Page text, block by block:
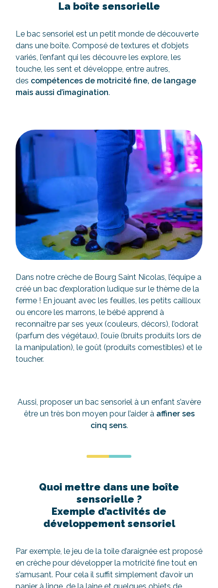
La boîte sensorielle
Le bac sensoriel est un petit monde de découverte
dans une boîte. Composé de textures et d’objets
variés, l’enfant qui les découvre les explore, les
touche, les sent et développe, entre autres,
des compétences de motricité fine, de langage
mais aussi d’imagination.
Dans notre crèche de Bourg Saint Nicolas, l’équipe a
créé un bac d’exploration ludique sur le thème de la
ferme ! En jouant avec les feuilles, les petits cailloux
ou encore les marrons, le bébé apprend à
reconnaître par ses yeux (couleurs, décors), l’odorat
(parfum des végétaux), l’ouïe (bruits produits lors de
la manipulation), le goût (produits comestibles) et le
toucher.
Aussi, proposer un bac sensoriel à un enfant s’avère
être un très bon moyen pour l’aider à affiner ses
cinq sens.
Quoi mettre dans une boîte
sensorielle ?
Exemple d’activités de
développement sensoriel
Par exemple, le jeu de la toile d’araignée est proposé
en crèche pour développer la motricité fine tout en
s’amusant. Pour cela il suffit simplement d’avoir un